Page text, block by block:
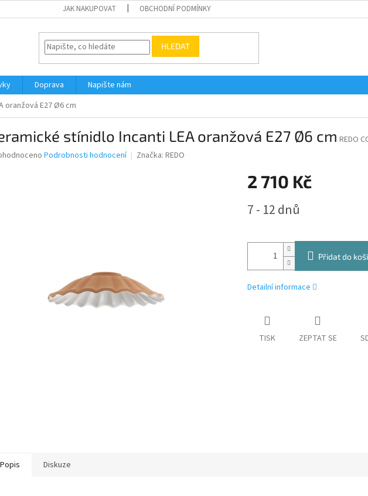
JAK NAKUPOVAT OBCHODNÍ PODMÍNKY
HLEDAT
Doprava
Napište nám
oranžová E27 Ø6 cm
stínidlo Incanti LEA oranžová E27 Ø6 cm REDO
Podrobnosti hodnocení Značka: REDO
2 710 Kč
cena:
7 - 12 dnů
Přidat do
Detailní informace
TISK ZEPTAT SE
Popis Diskuze